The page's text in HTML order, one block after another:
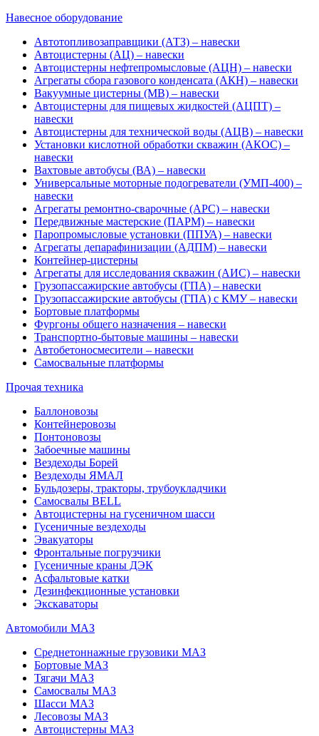
Навесное оборудование
Автотопливозаправщики (АТЗ) – навески
Автоцистерны (АЦ) – навески
Автоцистерны нефтепромысловые (АЦН) – навески
Агрегаты сбора газового конденсата (АКН) – навески
Вакуумные цистерны (МВ) – навески
Автоцистерны для пищевых жидкостей (АЦПТ) –
навески
Автоцистерны для технической воды (АЦВ) – навески
Установки кислотной обработки скважин (АКОС) –
навески
Вахтовые автобусы (ВА) – навески
Универсальные моторные подогреватели (УМП-400) –
навески
Агрегаты ремонтно-сварочные (АРС) – навески
Передвижные мастерские (ПАРМ) – навески
Паропромысловые установки (ППУА) – навески
Агрегаты депарафинизации (АДПМ) – навески
Контейнер-цистерны
Агрегаты для исследования скважин (АИС) – навески
Грузопассажирские автобусы (ГПА) – навески
Грузопассажирские автобусы (ГПА) с КМУ – навески
Бортовые платформы
Фургоны общего назначения – навески
Транспортно-бытовые машины – навески
Автобетоносмесители – навески
Самосвальные платформы
Прочая техника
Баллоновозы
Контейнеровозы
Понтоновозы
Забоечные машины
Вездеходы Борей
Вездеходы ЯМАЛ
Бульдозеры, тракторы, трубоукладчики
Самосвалы BELL
Автоцистерны на гусеничном шасси
Гусеничные вездеходы
Эвакуаторы
Фронтальные погрузчики
Гусеничные краны ДЭК
Асфальтовые катки
Дезинфекционные установки
Экскаваторы
Автомобили МАЗ
Среднетоннажные грузовики МАЗ
Бортовые МАЗ
Тягачи МАЗ
Самосвалы МАЗ
Шасси МАЗ
Лесовозы МАЗ
Автоцистерны МАЗ